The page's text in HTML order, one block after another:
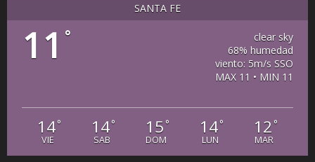
SANTA FE
11 °
clear sky
68% humedad
viento: 5m/s SSO
MAX 11 • MIN 11
14°
VIE
14°
SAB
15 °
DOM
14°
LUN
12 °
MAR